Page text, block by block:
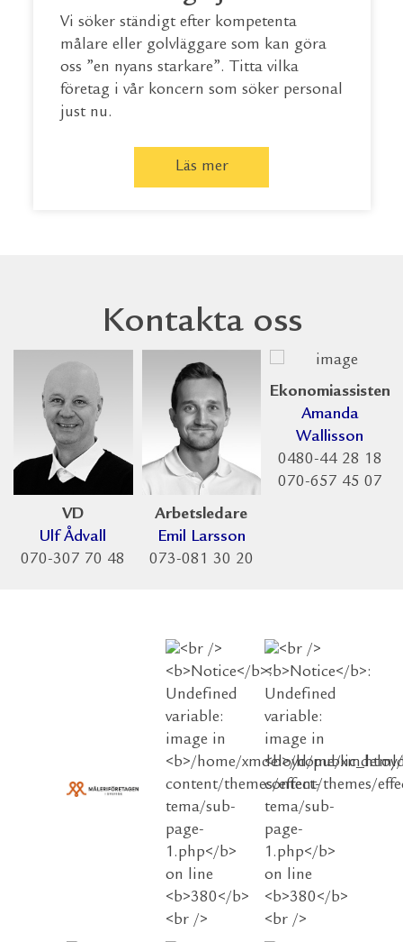
Vi söker ständigt efter kompetenta
målare eller golvläggare som kan göra
oss ”en nyans starkare”. Titta vilka
företag i vår koncern som söker personal
just nu.
Läs mer
Kontakta oss
VD
Ulf Ådvall
070-307 70 48
Arbetsledare
Emil Larsson
073-081 30 20
Ekonomiassistent
Amanda
Wallisson
0480-44 28 18
070-657 45 07